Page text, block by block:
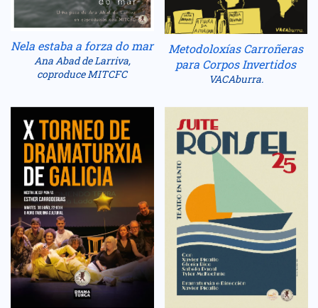
Nela estaba a forza do mar
Ana Abad de Larriva,
coproduce MITCFC
Metodoloxías Carroñeras
para Corpos Invertidos
VACAburra.